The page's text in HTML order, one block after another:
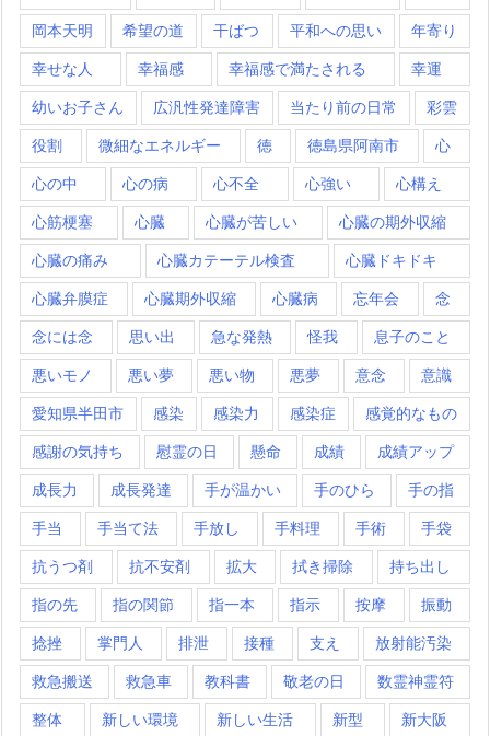
岡本天明 希望の道 干ばつ 平和への思い 年寄り
幸せな人 幸福感 幸福感で満たされる 幸運
幼いお子さん 広汎性発達障害 当たり前の日常 彩雲
役割 微細なエネルギー 徳 徳島県阿南市 心
心の中 心の病 心不全 心強い 心構え
心筋梗塞 心臓 心臓が苦しい 心臓の期外収縮
心臓の痛み 心臓カテーテル検査 心臓ドキドキ
心臓弁膜症 心臓期外収縮 心臓病 忘年会 念
念には念 思い出 急な発熱 怪我 息子のこと
悪いモノ 悪い夢 悪い物 悪夢 意念 意識
愛知県半田市 感染 感染力 感染症 感覚的なもの
感謝の気持ち 慰霊の日 懸命 成績 成績アップ
成長力 成長発達 手が温かい 手のひら 手の指
手当 手当て法 手放し 手料理 手術 手袋
抗うつ剤 抗不安剤 拡大 拭き掃除 持ち出し
指の先 指の関節 指一本 指示 按摩 振動
捻挫 掌門人 排泄 接種 支え 放射能汚染
救急搬送 救急車 教科書 敬老の日 数霊神霊符
整体 新しい環境 新しい生活 新型 新大阪